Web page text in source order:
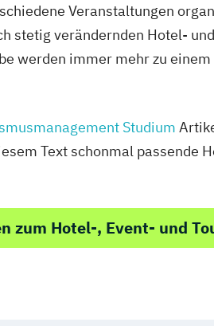
Veranstaltungen
stetig verändernden Hotel-
werden immer mehr zu
Studium
Text schonmal passende
zum Hotel-, Event- und